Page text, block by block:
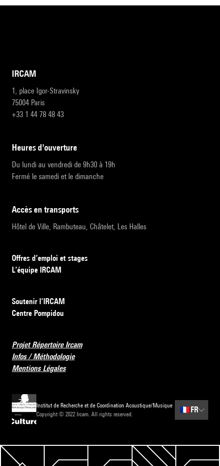
IRCAM
1, place Igor-Stravinsky
75004 Paris
+33 1 44 78 48 43
heures d'ouverture
Du lundi au vendredi de 9h30 à 19h
Fermé le samedi et le dimanche
accès en transports
Hôtel de Ville, Rambuteau, Châtelet, Les Halles
Offres d’emploi et stages
L’équipe IRCAM
Soutenir l’IRCAM
Centre Pompidou
Projet Répertoire Ircam
Infos / Méthodologie
Mentions Légales
Institut de Recherche et de Coordination Acoustique/Musique
Copyright © 2022 Ircam. All rights reserved.
🇫🇷 FR